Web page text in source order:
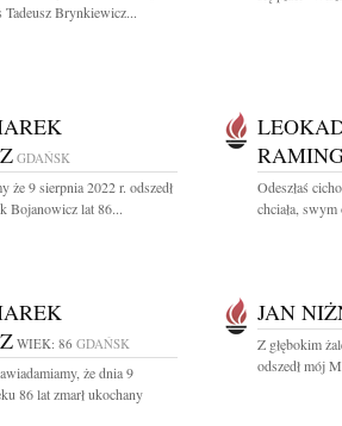
Tadeusz Brynkiewicz...
GDAŃSK
że 9 sierpnia 2022 r. odszedł
Bojanowicz lat 86...
Odeszłaś
chciała,
WIEK: 86 GDAŃSK
że dnia 9
86 lat zmarł ukochany
JAN
Z głębokim
odszedł mój